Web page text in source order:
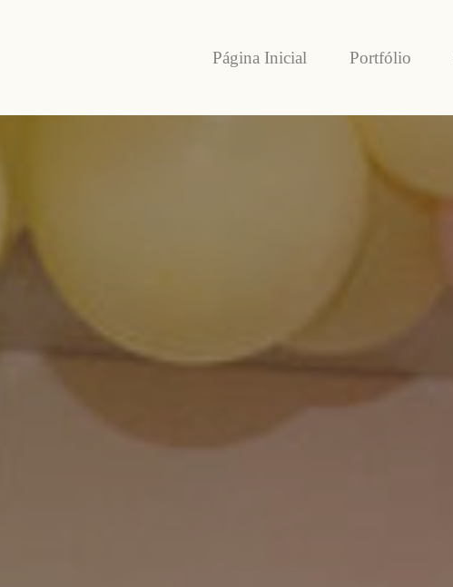
Página Inicial Portfólio